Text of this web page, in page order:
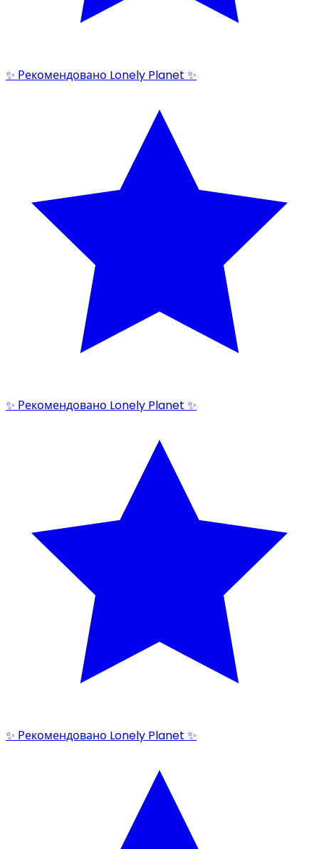
✨ Рекомендовано Lonely Planet ✨
✨ Рекомендовано Lonely Planet ✨
✨ Рекомендовано Lonely Planet ✨